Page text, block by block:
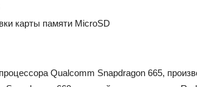
карты памяти MicroSD
Qualcomm Snapdragon 665,